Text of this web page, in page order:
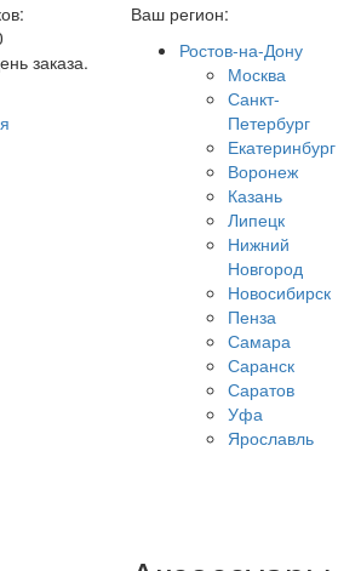
заказа.
Ваш регион:
Ростов-на-Дону
Москва
Санкт-
Петербург
Екатеринбург
Воронеж
Казань
Липецк
Нижний
Новгород
Новосибирск
Пенза
Самара
Саранск
Саратов
Уфа
Ярославль